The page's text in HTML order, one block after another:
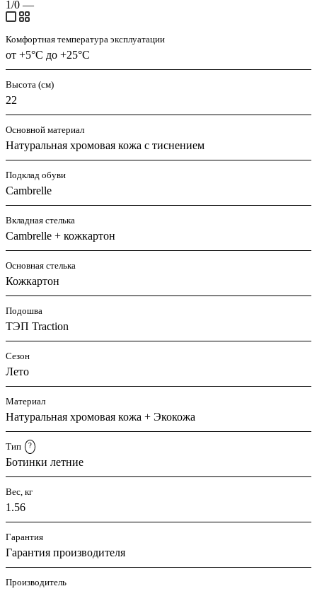
1/0 —
Комфортная температура эксплуатации
от +5°С до +25°С
Высота (см)
22
Основной материал
Натуральная хромовая кожа с тиснением
Подклад обуви
Cambrelle
Вкладная стелька
Cambrelle + кожкартон
Основная стелька
Кожкартон
Подошва
ТЭП Traction
Сезон
Лето
Материал
Натуральная хромовая кожа + Экокожа
Тип ?
Ботинки летние
Вес, кг
1.56
Гарантия
Гарантия производителя
Производитель